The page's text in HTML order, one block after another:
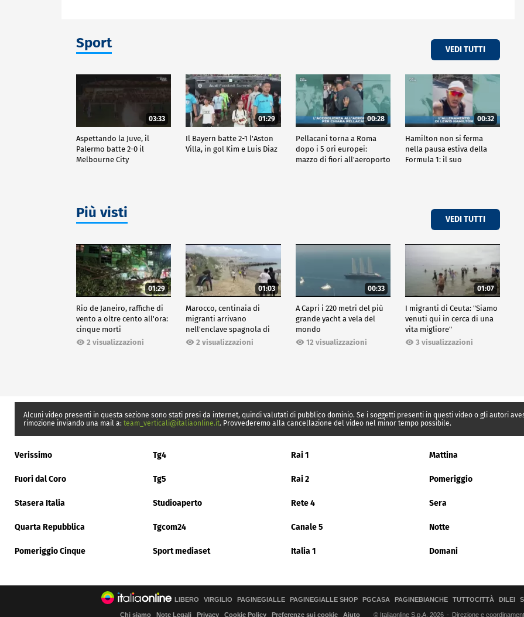
Sport VEDI TUTTI
03:33
Aspettando la Juve, il
Palermo batte 2-0 il
Melbourne City
01:29
Il Bayern batte 2-1 l'Aston
Villa, in gol Kim e Luis Diaz
00:28
Pellacani torna a Roma
dopo i 5 ori europei:
mazzo di fiori all'aeroporto
00:32
Hamilton non si ferma
nella pausa estiva della
Formula 1: il suo
Più visti VEDI TUTTI
01:29
Rio de Janeiro, raffiche di
vento a oltre cento all'ora:
cinque morti
2 visualizzazioni
01:03
Marocco, centinaia di
migranti arrivano
nell'enclave spagnola di
Ceuta2 visualizzazioni
00:33
A Capri i 220 metri del più
grande yacht a vela del
mondo
12 visualizzazioni
01:07
I migranti di Ceuta: "Siamo
venuti qui in cerca di una
vita migliore"
3 visualizzazioni
Alcuni video presenti in questa sezione sono stati presi da internet, quindi valutati di pubblico dominio. Se i soggetti presenti in questi video o gli autori
rimozione inviando una mail a: team_verticali@italiaonline.it. Provvederemo alla cancellazione del video nel minor tempo possibile.
Verissimo Tg4 Rai 1 Mattina
Fuori dal Coro Tg5 Rai 2 Pomeriggio
Stasera Italia Studioaperto Rete 4 Sera
Quarta Repubblica Tgcom24 Canale 5 Notte
Pomeriggio Cinque Sport mediaset Italia 1 Domani
LIBERO VIRGILIO PAGINEGIALLE PAGINEGIALLE SHOP PGCASA PAGINEBIANCHE TUTTOCITTÀ DILEI
Chi siamo Note Legali Privacy Cookie Policy Preferenze sui cookie Aiuto © Italiaonline S.p.A. 2026 Direzione e